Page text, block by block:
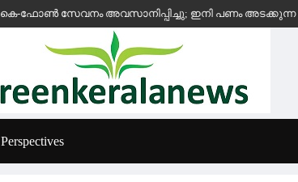
അവസാനിപ്പിച്ചു; ഇനി പണം അടക്കുന്ന
Perspectives